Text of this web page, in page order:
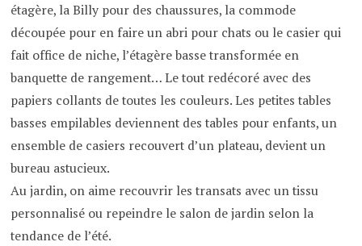
étagère, la Billy pour des chaussures, la commode
découpée pour en faire un abri pour chats ou le casier qui
fait office de niche, l’étagère basse transformée en
banquette de rangement… Le tout redécoré avec des
papiers collants de toutes les couleurs. Les petites tables
basses empilables deviennent des tables pour enfants, un
ensemble de casiers recouvert d’un plateau, devient un
bureau astucieux.
Au jardin, on aime recouvrir les transats avec un tissu
personnalisé ou repeindre le salon de jardin selon la
tendance de l’été.